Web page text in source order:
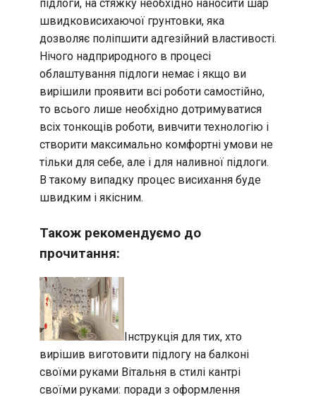
підлоги, на стяжку необхідно наносити шар
швидковисихаючої грунтовки, яка
дозволяє поліпшити адгезійний властивості.
Нічого надприродного в процесі
облаштування підлоги немає і якщо ви
вирішили проявити всі роботи самостійно,
то всього лише необхідно дотримуватися
всіх тонкощів роботи, вивчити технологію і
створити максимально комфортні умови не
тільки для себе, але і для наливної підлоги.
В такому випадку процес висихання буде
швидким і якісним.
Також рекомендуємо до
прочитання:
Інструкція для тих, хто
вирішив виготовити підлогу на балконі
своїми руками Вітальня в стилі кантрі
своїми руками: поради з оформлення